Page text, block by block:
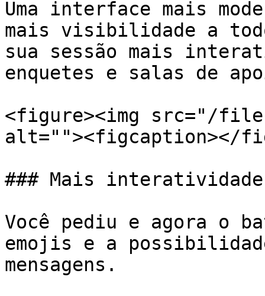
Uma interface mais
mais visibilidade a
sua sessão mais
enquetes e salas de
<figure><img src="/files/
alt=""><figcaption></
### Mais
Você pediu e agora o
emojis e a
mensagens.